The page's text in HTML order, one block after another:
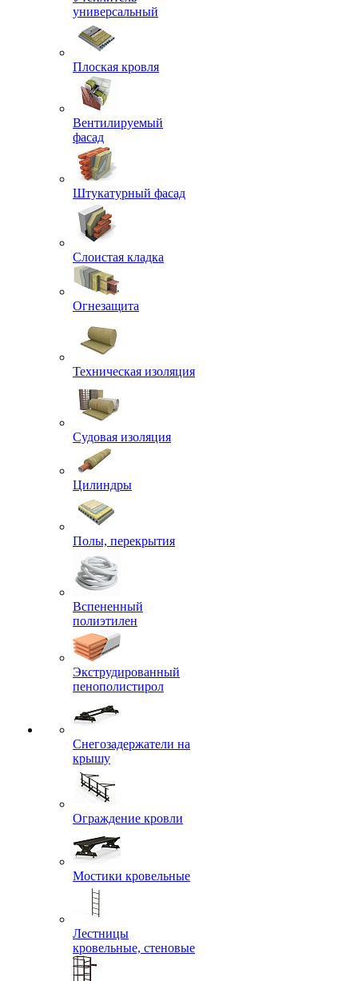
универсальный
Плоская кровля
Вентилируемый
фасад
Штукатурный фасад
Слоистая кладка
Огнезащита
Техническая изоляция
Судовая изоляция
Цилиндры
Полы, перекрытия
Вспененный
полиэтилен
Экструдированный
пенополистирол
Снегозадержатели на
крышу
Ограждение кровли
Мостики кровельные
Лестницы
кровельные, стеновые